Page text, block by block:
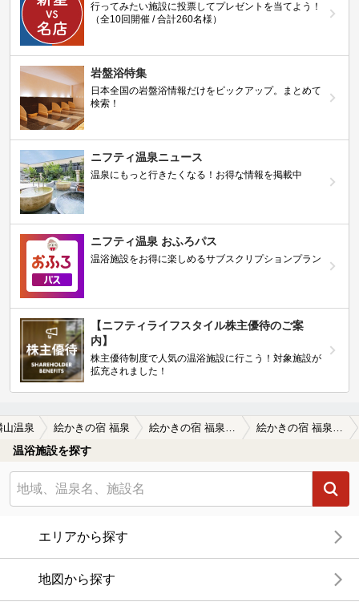
行ってみたい施設に投票してプレゼントを当てよう！
（全10回開催 / 合計260名様）
岩盤浴特集
日本全国の岩盤浴情報だけをピックアップ。まとめて
検索！
ニフティ温泉ニュース
温泉にもっと行きたくなる！お得な情報を掲載中
ニフティ温泉 おふろパス
温浴施設をお得に楽しめるサブスクリプションプラン
【ニフティライフスタイル株主優待のご案
内】
株主優待制度で人気の温浴施設に行こう！対象施設が
拡充されました！
山温泉 絵かきの宿 福泉 絵かきの宿 福泉の口コミ一覧 絵かきの宿 福泉の口コミ 画像提供
温浴施設を探す
エリアから探す
地図から探す